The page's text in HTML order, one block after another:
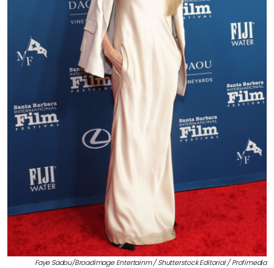
Faye Sadou/Broadimage Entertainm / Shutterstock Editorial / Profimedia